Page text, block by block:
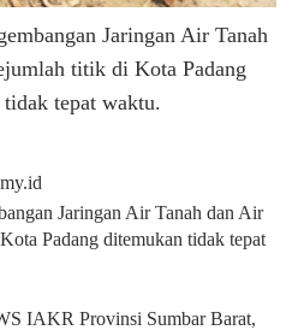
Jaringan Air Tanah
titik di Kota Padang
tepat waktu.
Jaringan Air Tanah dan Air
Padang ditemukan tidak tepat
IAKR Provinsi Sumbar Barat,